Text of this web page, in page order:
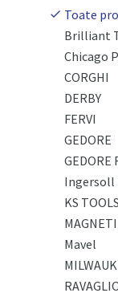
Toate
Brilliant
Chicago
CORGHI
DERBY
FERVI
GEDORE
GEDORE
Ingersoll
KS TOOLS
Mavel